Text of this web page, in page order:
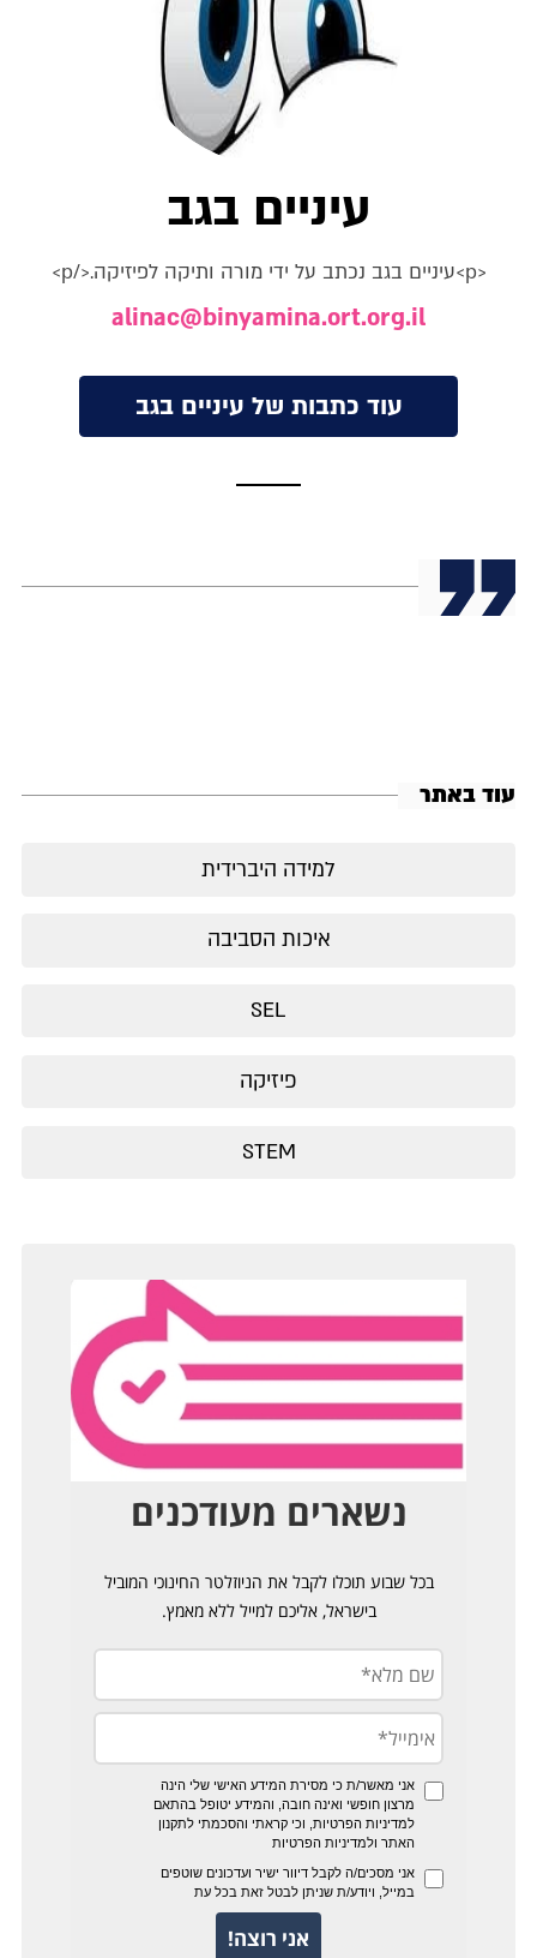
עיניים בגב
<p>עיניים בגב נכתב על ידי מורה ותיקה לפיזיקה.</p>
alinac@binyamina.ort.org.il
עוד כתבות של עיניים בגב
עוד באתר
למידה היברידית
איכות הסביבה
SEL
פיזיקה
STEM